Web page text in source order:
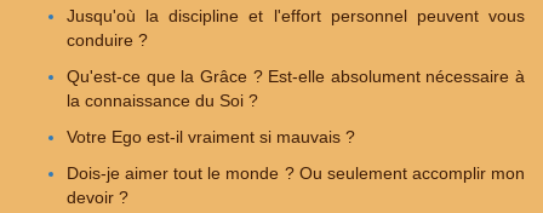
Jusqu'où la discipline et l'effort personnel peuvent vous
conduire ?
Qu'est-ce que la Grâce ? Est-elle absolument nécessaire à
la connaissance du Soi ?
Votre Ego est-il vraiment si mauvais ?
Dois-je aimer tout le monde ? Ou seulement accomplir mon
devoir ?